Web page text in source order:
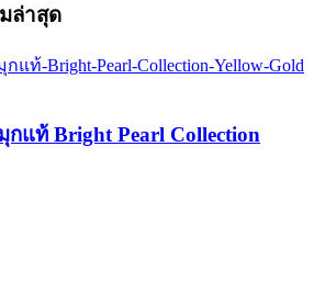
ล่าสุด
กแท้ Bright Pearl Collection